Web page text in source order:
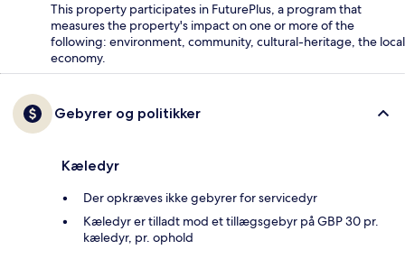
This property participates in FuturePlus, a program that
measures the property's impact on one or more of the
following: environment, community, cultural-heritage, the local
economy.
Gebyrer og politikker
Kæledyr
Der opkræves ikke gebyrer for servicedyr
Kæledyr er tilladt mod et tillægsgebyr på GBP 30 pr.
kæledyr, pr. ophold